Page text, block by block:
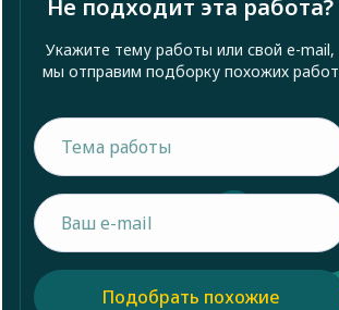
Не подходит эта работа?
Укажите тему работы или свой e-mail,
мы отправим подборку похожих работ
Подобрать похожие